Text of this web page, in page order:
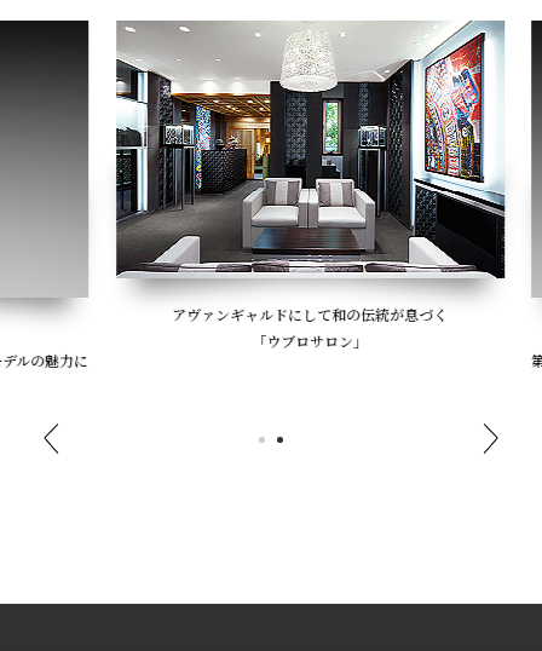
魅力に
アヴァンギャルドにして和の伝統が息づく
「ウブロサロン」
第